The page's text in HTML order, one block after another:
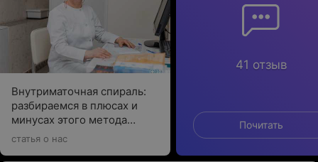
Внутриматочная спираль:
разбираемся в плюсах и
минусах этого метода
контрацепции
статья о нас
41 отзыв
Почитать